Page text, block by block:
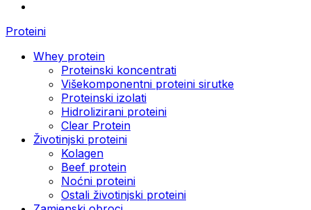
Proteini
Whey protein
Proteinski koncentrati
Višekomponentni proteini sirutke
Proteinski izolati
Hidrolizirani proteini
Clear Protein
Životinjski proteini
Kolagen
Beef protein
Noćni proteini
Ostali životinjski proteini